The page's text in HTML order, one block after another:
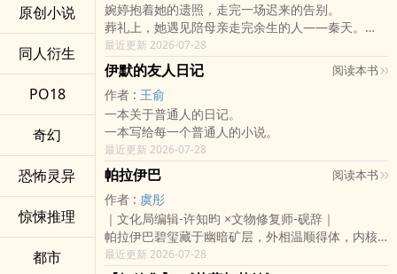
原创小说
同人衍生
PO18
奇幻
恐怖灵异
惊悚推理
都市
婉婷抱着她的遗照，走完一场迟来的告别。
葬礼上，她遇见陪母亲走完余生的人——秦天。
从他的口中，婉婷第一次听见母亲年轻时的爱、怀
孕、婚姻与离开，
也重新思考自己童年里那些种种⋯⋯
有些人离开，不是因为不爱；有些人留下，是为了
用一生证明自己曾被爱过。
曾以为自己是被抛下的孩子，经历葬礼的洗礼后，
才明白：
有些离开并非不爱，而是当时的她们都太小，都没
有能力把爱留下。
如今，婉婷站命运岔口，会做出什么样的决定⋯⋯
被留下的人，是否也能选择不再重复同样的遗憾？
我们终其一生，都在替那时候的自己，重新选一次
爱。
最近更新 2026-07-28
伊默的友人日记 阅读本书
作者 : 王俞
一本关于普通人的日记。
一本写给每一个普通人的小说。
最近更新 2026-07-28
帕拉伊巴 阅读本书
作者 : 虞彤
｜文化局编辑-许知昀 ×文物修复师-砚辞｜
帕拉伊巴碧玺藏于幽暗矿层，外相温顺得体，内核
自带孤绝霓虹。
最近更新 2026-07-28